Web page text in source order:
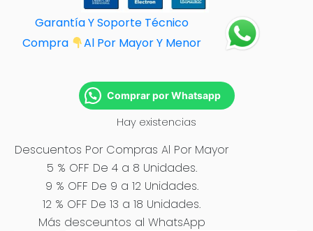
Garantía Y Soporte Técnico
Compra
Al Por Mayor Y Menor
Comprar por Whatsapp
Hay existencias
Descuentos Por Compras Al Por Mayor
5 % OFF De 4 a 8 Unidades.
9 % OFF De 9 a 12 Unidades.
12 % OFF De 13 a 18 Unidades.
Más desceuntos al WhatsApp